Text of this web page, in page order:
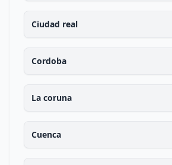
Ciudad real
Cordoba
La coruna
Cuenca